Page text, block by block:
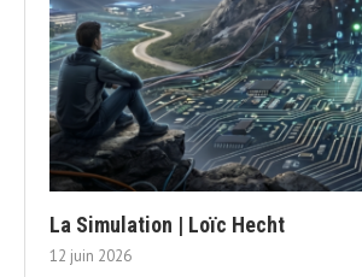
La Simulation | Loïc Hecht
12 juin 2026